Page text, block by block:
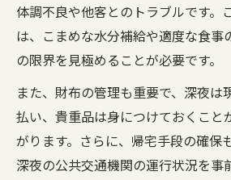
体調不良や他客とのトラブルです。
は、こまめな水分補給や適度な食事
の限界を見極めることが必要です。
また、財布の管理も重要で、深夜は
払い、貴重品は身につけておくこと
がります。さらに、帰宅手段の確保
深夜の公共交通機関の運行状況を事